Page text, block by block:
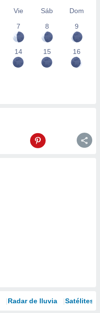
Vie Sáb
Dom
7
8 9
14 15 16
Radar de lluvia Satélites